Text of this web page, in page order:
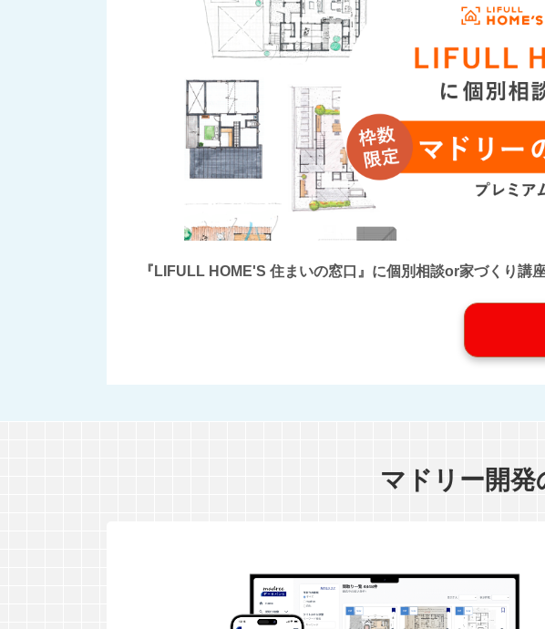
『LIFULL HOME'S 住まいの窓口』に個別相談or家づくり講
マドリー開発